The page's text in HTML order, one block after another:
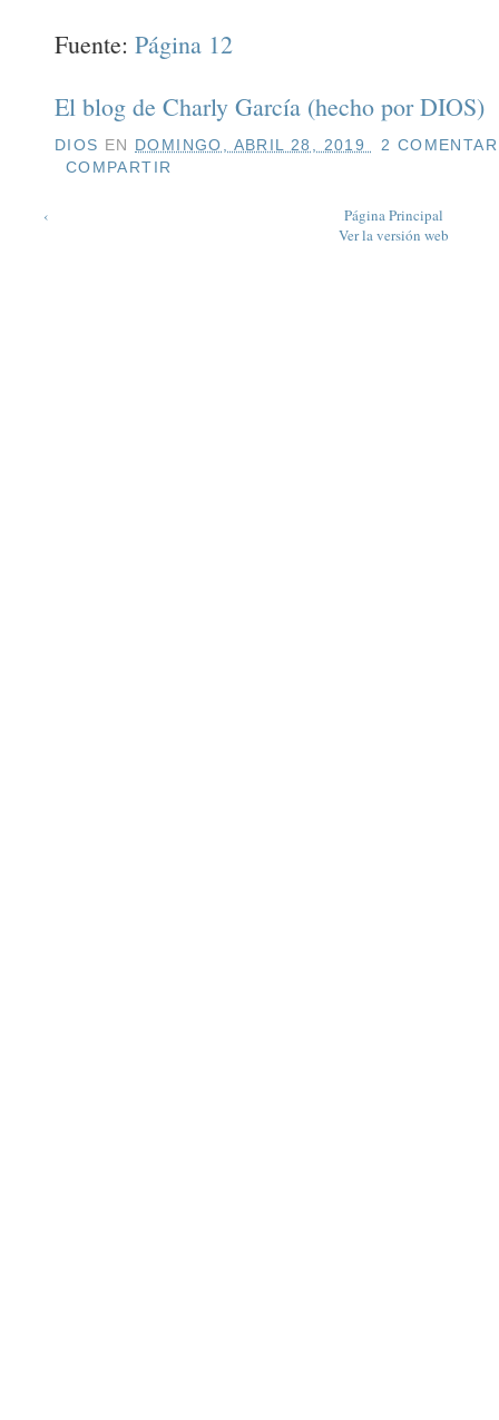
Fuente: Página 12
El blog de Charly García (hecho por DIOS)
DIOS EN DOMINGO, ABRIL 28, 2019
2
COMPARTIR
‹
Página Principal
Ver la versión web